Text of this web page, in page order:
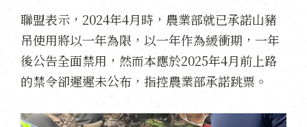
聯盟表示，2024年4月時，農業部就已承諾山豬
吊使用將以一年為限，以一年作為緩衝期，一年
後公告全面禁用，然而本應於2025年4月前上路
的禁令卻遲遲未公布，指控農業部承諾跳票。